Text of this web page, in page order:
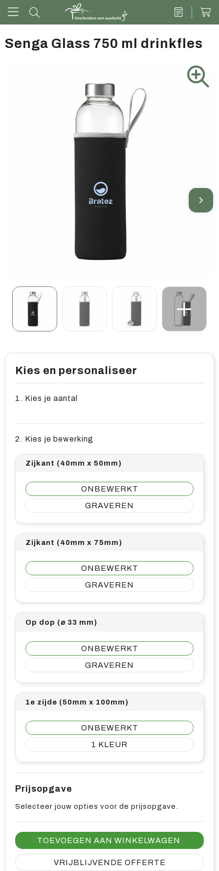
Overige relatiegeschenken
Senga Glass 750 ml drinkfles
Kies en personaliseer
1. Kies je aantal
2. Kies je bewerking
Zijkant (40mm x 50mm)
ONBEWERKT
GRAVEREN
Zijkant (40mm x 75mm)
ONBEWERKT
GRAVEREN
Op dop (⌀ 33 mm)
ONBEWERKT
GRAVEREN
1e zijde (50mm x 100mm)
ONBEWERKT
1
Prijsopgave
Selecteer jouw opties voor de prijsopgave.
TOEVOEGEN AAN WINKELWAGEN
VRIJBLIJVENDE OFFERTE